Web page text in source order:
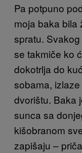
Pa potpuno
moja baka bila
spratu.
se takmiče ko
dokotrlja do
sobama,
dvorištu. Baka
sunca sa
kišobranom
zapišaju –